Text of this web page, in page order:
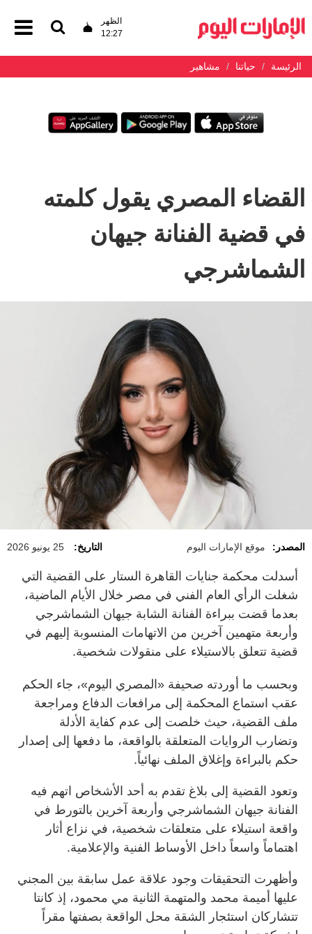
الظهر
12:27
الرئيسة حياتنا مشاهير
القضاء المصري يقول كلمته
في قضية الفنانة جيهان
الشماشرجي
المصدر: موقع الإمارات اليوم التاريخ: 25 يونيو 2026
أسدلت محكمة جنايات القاهرة الستار على القضية التي
شغلت الرأي العام الفني في مصر خلال الأيام الماضية،
بعدما قضت ببراءة الفنانة الشابة جيهان الشماشرجي
وأربعة متهمين آخرين من الاتهامات المنسوبة إليهم في
قضية تتعلق بالاستيلاء على منقولات شخصية.
وبحسب ما أوردته صحيفة «المصري اليوم»، جاء الحكم
عقب استماع المحكمة إلى مرافعات الدفاع ومراجعة
ملف القضية، حيث خلصت إلى عدم كفاية الأدلة
وتضارب الروايات المتعلقة بالواقعة، ما دفعها إلى إصدار
حكم بالبراءة وإغلاق الملف نهائياً.
وتعود القضية إلى بلاغ تقدم به أحد الأشخاص اتهم فيه
الفنانة جيهان الشماشرجي وأربعة آخرين بالتورط في
واقعة استيلاء على متعلقات شخصية، في نزاع أثار
اهتماماً واسعاً داخل الأوساط الفنية والإعلامية.
وأظهرت التحقيقات وجود علاقة عمل سابقة بين المجني
عليها أميمة محمد والمتهمة الثانية مي محمود، إذ كانتا
تتشاركان استئجار الشقة محل الواقعة بصفتها مقراً